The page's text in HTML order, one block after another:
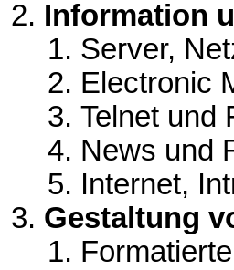
Information
Server,
Electronic
Telnet und
News und
Internet,
Gestaltung